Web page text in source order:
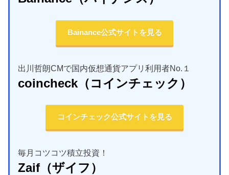
Bainance公式サイトを見る
出川哲朗CMで国内仮想通貨アプリ利用者No.１
coincheck （コインチェック）
コインチェック公式サイトを見る
毎月コツコツ積立投資！
Zaif （ザイフ）